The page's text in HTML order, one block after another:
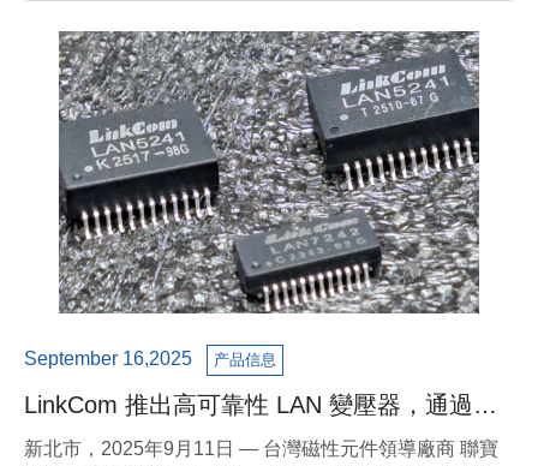
September 16,2025 产品信息
LinkCom 推出高可靠性 LAN 變壓器，通過
K.21 測試，強化 PoE 應用安全性
新北市，2025年9月11日 — 台灣磁性元件領導廠商 聯寶